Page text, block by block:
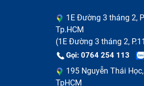
1E Đường 3 tháng 2,
Tp.HCM
(1E Đường 3 tháng 2,
Gọi: 0764 254 113
195 Nguyễn Thái
TpHCM